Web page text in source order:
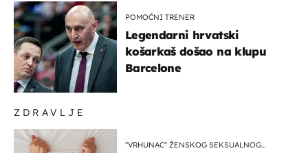
ZDRAVLJE
"VRHUNAC" ŽENSKOG SEKSUALNOG
POMOĆNI TRENER
Legendarni hrvatski
košarkaš došao na klupu
Barcelone